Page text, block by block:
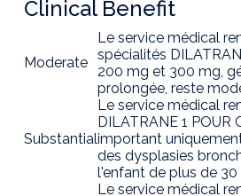
Clinical Benefit
Moderate
Le service médical
spécialités
200 mg et 300 mg,
prolongée, reste
Substantial
Le service médical
DILATRANE 1 POUR
important
des dysplasies
l'enfant de plus de 30
Le service médical